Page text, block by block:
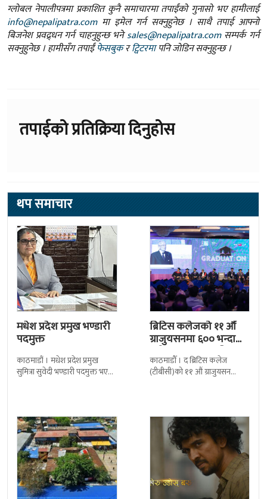
ग्लोबल नेपालीपत्रमा प्रकाशित कुनै समाचारमा तपाईंको गुनासो भए हामीलाई
info@nepalipatra.comमा इमेल गर्न सक्नुहुनेछ । साथै तपाई आफ्नो
बिजनेश प्रवद्र्धन गर्न चाहनुहुन्छ भनेsales@nepalipatra.comसम्पर्क गर्न
सक्नुहुनेछ । हामीसँग तपाईंफेसबुकरट्विटरमापनि जोडिन सक्नुहुन्छ ।
तपाईको प्रतिक्रिया दिनुहोस
थप समाचार
मधेश प्रदेश प्रमुख भण्डारी
पदमुक्त
काठमाडौं । मधेश प्रदेश प्रमुख
सुमित्रा सुवेदी भण्डारी पदमुक्त भएकी
ब्रिटिस कलेजको ११ औँ
ग्राजुयसनमा ६०० भन्दा
बढी ग्राजुयट सम्मानित
काठमाडौँ । द ब्रिटिस कलेज
(टीबीसी)को ११ औं ग्राजुयसन